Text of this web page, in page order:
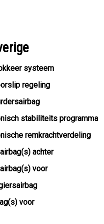
systeem
regeling
stabiliteits programma
remkrachtverdeling
achter
voor
voor